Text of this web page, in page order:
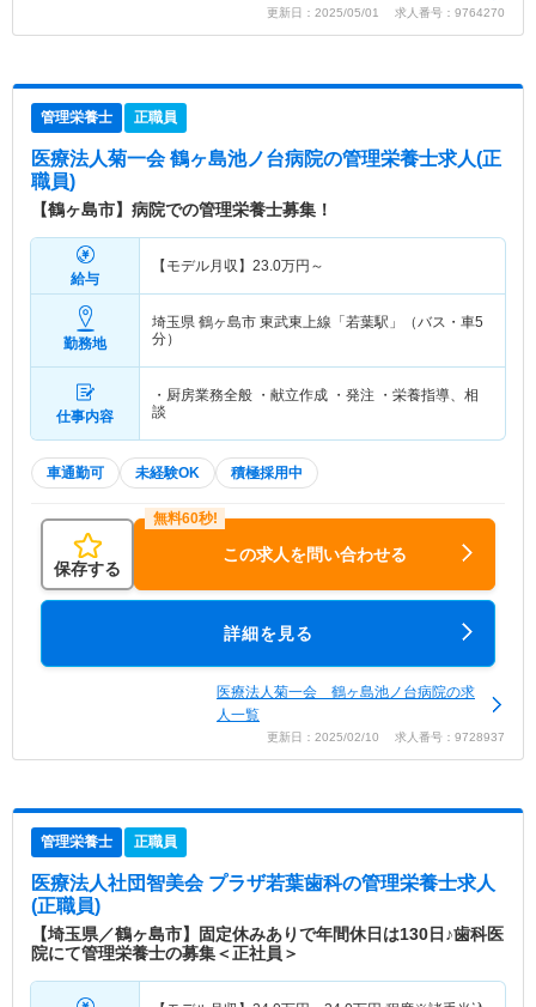
更新日：2025/05/01 求人番号：9764270
管理栄養士 正職員
医療法人菊一会 鶴ヶ島池ノ台病院の管理栄養士求人(正
職員)
【鶴ヶ島市】病院での管理栄養士募集！
給与
【モデル月収】 23.0万円～
勤務地
埼玉県 鶴ヶ島市 東武東上線「若葉駅」（バス・車5
分）
仕事内容
・厨房業務全般 ・献立作成 ・発注 ・栄養指導、相
談
車通勤可 未経験OK 積極採用中
保存する
この求人を問い合わせる
詳細を見る
医療法人菊一会 鶴ヶ島池ノ台病院の求
人一覧
更新日：2025/02/10 求人番号：9728937
管理栄養士 正職員
医療法人社団智美会 プラザ若葉歯科の管理栄養士求人
(正職員)
【埼玉県／鶴ヶ島市】固定休みありで年間休日は130日♪歯科医
院にて管理栄養士の募集＜正社員＞